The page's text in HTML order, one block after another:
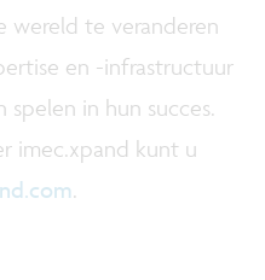
te veranderen
en -infrastructuur
in hun succes.
imec.xpand kunt u
.